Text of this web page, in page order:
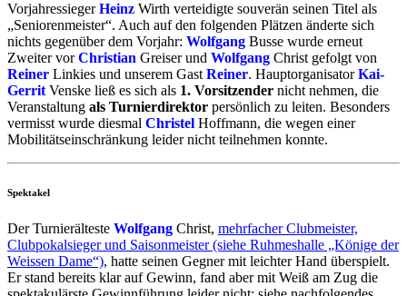
VorjahressiegerHeinz Wirth verteidigte souverän seinen Titel als
„Seniorenmeister“. Auch auf den folgenden Plätzen änderte sich
nichts gegenüber dem Vorjahr: Wolfgang Busse wurde erneut
Zweiter vorChristian Greiser und Wolfgang Christ gefolgt von
Reiner Linkies und unserem GastReiner. HauptorganisatorKai-
GerritVenske ließ es sich als 1. Vorsitzender nicht nehmen, die
Veranstaltung als Turnierdirektor persönlich zu leiten. Besonders
vermisst wurde diesmal Christel Hoffmann, die wegen einer
Mobilitätseinschränkung leider nicht teilnehmen konnte.
Spektakel
Der Turnierälteste Wolfgang Christ, mehrfacher Clubmeister,
Clubpokalsieger und Saisonmeister (siehe Ruhmeshalle „Könige der
Weissen Dame“), hatte seinen Gegner mit leichter Hand überspielt.
Er stand bereits klar auf Gewinn, fand aber mit Weiß am Zug die